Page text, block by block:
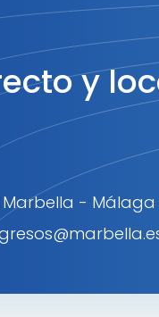
y
Marbella -